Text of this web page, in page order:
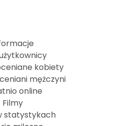
kobiety
mężczyni
online
Filmy
statystykach